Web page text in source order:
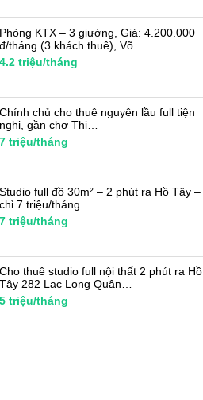
Phòng KTX – 3 giường, Giá: 4.200.000
đ/tháng (3 khách thuê), Võ…
4.2 triệu/tháng
Chính chủ cho thuê nguyên lầu full tiện
nghi, gần chợ Thị…
7 triệu/tháng
Studio full đồ 30m² – 2 phút ra Hồ Tây –
chỉ 7 triệu/tháng
7 triệu/tháng
Cho thuê studio full nội thất 2 phút ra Hồ
Tây 282 Lạc Long Quân…
5 triệu/tháng